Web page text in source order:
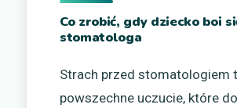
Co zrobić, gdy dziecko boi
stomatologa
Strach przed stomatologiem
powszechne uczucie, które